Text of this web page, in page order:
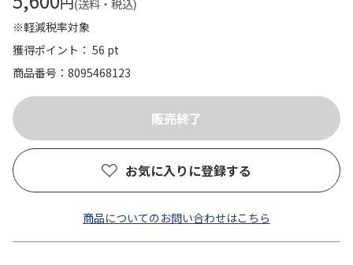
(送料・税込)
※軽減税率対象
獲得ポイント： 56 pt
商品番号
8095468123
お気に入りに登録する
商品についてのお問い合わせはこちら